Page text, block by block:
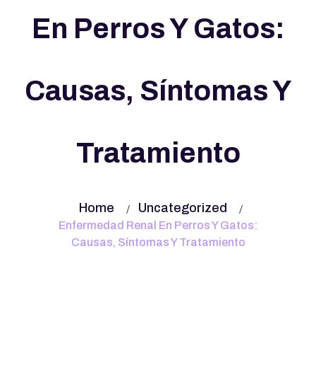
En Perros Y Gatos:
Causas, Síntomas Y
Tratamiento
Home Uncategorized
Enfermedad Renal En Perros Y Gatos:
Causas, Síntomas Y Tratamiento